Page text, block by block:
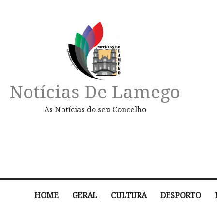
Notícias De Lamego
As Notícias do seu Concelho
HOME GERAL CULTURA DESPORTO